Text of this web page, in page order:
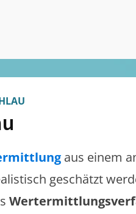
aus einem
geschätzt